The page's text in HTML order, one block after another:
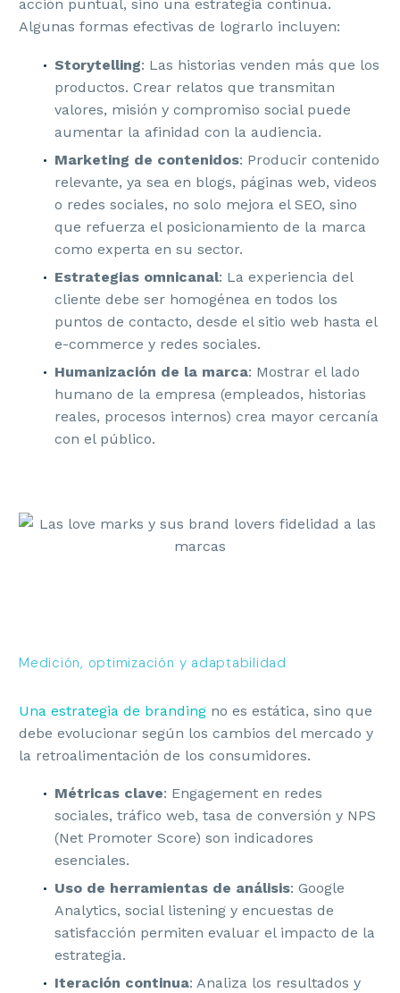
acción puntual, sino una estrategia continua.
Algunas formas efectivas de lograrlo incluyen:
Storytelling: Las historias venden más que los
productos. Crear relatos que transmitan
valores, misión y compromiso social puede
aumentar la afinidad con la audiencia.
Marketing de contenidos: Producir contenido
relevante, ya sea en blogs, páginas web, videos
o redes sociales, no solo mejora el SEO, sino
que refuerza el posicionamiento de la marca
como experta en su sector.
Estrategias omnicanal: La experiencia del
cliente debe ser homogénea en todos los
puntos de contacto, desde el sitio web hasta el
e-commerce y redes sociales.
Humanización de la marca: Mostrar el lado
humano de la empresa (empleados, historias
reales, procesos internos) crea mayor cercanía
con el público.
Medición, optimización y adaptabilidad
Una estrategia de branding no es estática, sino que
debe evolucionar según los cambios del mercado y
la retroalimentación de los consumidores.
Métricas clave: Engagement en redes
sociales, tráfico web, tasa de conversión y NPS
(Net Promoter Score) son indicadores
esenciales.
Uso de herramientas de análisis: Google
Analytics, social listening y encuestas de
satisfacción permiten evaluar el impacto de la
estrategia.
Iteración continua: Analiza los resultados y